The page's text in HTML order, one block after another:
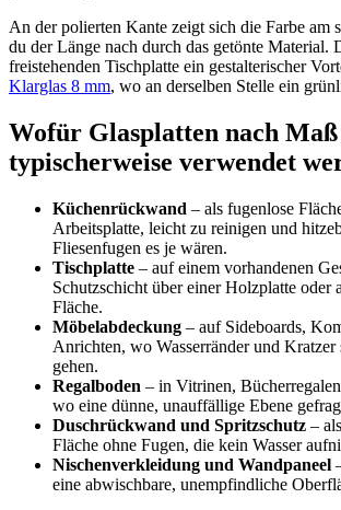
An der polierten Kante zeigt sich die Farbe am
du der Länge nach durch das getönte Material.
freistehenden Tischplatte ein gestalterischer
Klarglas 8 mm, wo an derselben Stelle ein
Wofür Glasplatten nach Maß
typischerweise verwendet
Küchenrückwand – als fugenlose
Arbeitsplatte, leicht zu reinigen und
Fliesenfugen es je wären.
Tischplatte – auf einem vorhandenen
Schutzschicht über einer Holzplatte oder
Fläche.
Möbelabdeckung – auf Sideboards,
Anrichten, wo Wasserränder und Kratzer
gehen.
Regalboden – in Vitrinen,
wo eine dünne, unauffällige Ebene
Duschrückwand und Spritzschutz –
Fläche ohne Fugen, die kein Wasser
Nischenverkleidung und Wandpaneel
eine abwischbare, unempfindliche